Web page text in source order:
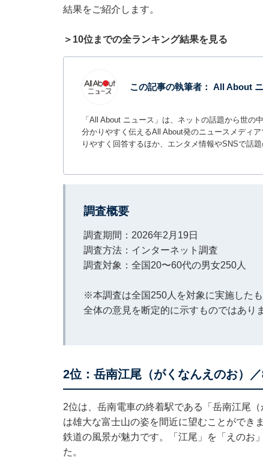
結果をご紹介します。
＞10位までの全ランキング結果を見る
この記事の執筆者： All About
「All About ニュース」は、ネットの話題から世
分かりやすく伝えるAll About発のニュースメディ
りやすく回答するほか、エンタメ情報やSNSで話
調査概要
調査期間：2026年2月19日
調査方法：インターネット調査
調査対象：全国20〜60代の男女250人
※本調査は全国250人を対象に実施した
全体の意見を断定的に示すものではあり
2位：岳南江尾（がくなんえのお）
2位は、岳南電車の終着駅である「岳南江尾
は雄大な富士山の姿を間近に望むことができ
鉄道の風景が魅力です。「江尾」を「えのお
た。